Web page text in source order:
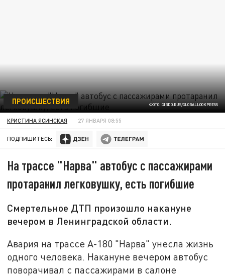
ФОТО: GIBDD.RUS/GLOBALLOOKPRESS
ПРОИСШЕСТВИЯ
КРИСТИНА ЯСИНСКАЯ 27 ЯНВАРЯ 08:55
ПОДПИШИТЕСЬ:
На трассе "Нарва" автобус с пассажирами
протаранил легковушку, есть погибшие
Смертельное ДТП произошло накануне
вечером в Ленинградской области.
Авария на трассе А-180 "Нарва" унесла жизнь
одного человека. Накануне вечером автобус
поворачивал с пассажирами в салоне